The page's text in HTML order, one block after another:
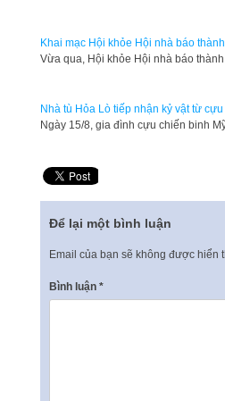
Khai mạc Hội khỏe Hội nhà báo
Vừa qua, Hội khỏe Hội nhà báo
Nhà tù Hỏa Lò tiếp nhận kỷ vật từ
Ngày 15/8, gia đình cựu chiến binh
Để lại một bình luận
Email của bạn sẽ không được hiển
Bình luận *